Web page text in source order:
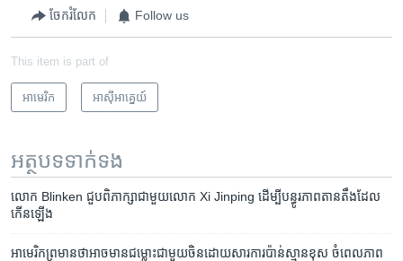
ចែករំលែក Follow us
This item is part of
អាមេរិក​ អាស៊ី​អាគ្នេយ៍
អត្ថបទ​ទាក់ទង
លោក Blinken ​ជួប​ពិភាក្សា​ជាមួយ​លោក Xi Jinping ​ដើម្បី​បន្ធូរ​ភាព​តានតឹង​ដែល​
កើនឡើង
អាមេរិក​ព្រមាន​ថា​អាច​មាន​ជម្លោះ​ជាមួយ​ចិនដោយសារការ​ប៉ាន់ស្មាន​ខុស ចំ​ពេល​ភាព​